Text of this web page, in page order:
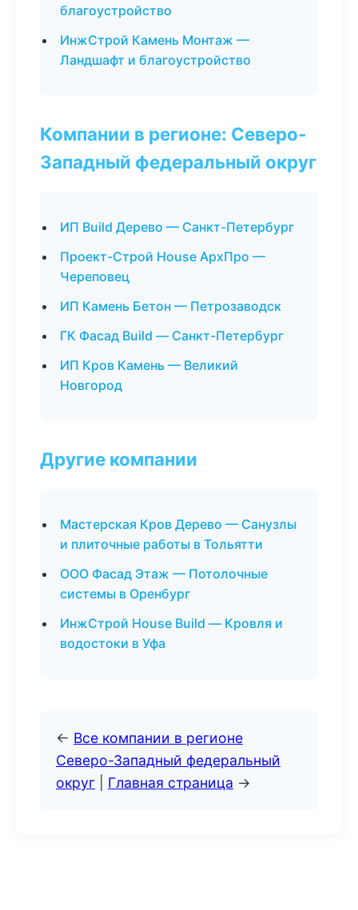
благоустройство
ИнжСтрой Камень Монтаж —
Ландшафт и благоустройство
Компании в регионе: Северо-
Западный федеральный округ
ИП Build Дерево — Санкт-Петербург
Проект-Строй House АрхПро —
Череповец
ИП Камень Бетон — Петрозаводск
ГК Фасад Build — Санкт-Петербург
ИП Кров Камень — Великий
Новгород
Другие компании
Мастерская Кров Дерево — Санузлы
и плиточные работы в Тольятти
ООО Фасад Этаж — Потолочные
системы в Оренбург
ИнжСтрой House Build — Кровля и
водостоки в Уфа
← Все компании в регионе
Северо-Западный федеральный
округ
Главная страница →